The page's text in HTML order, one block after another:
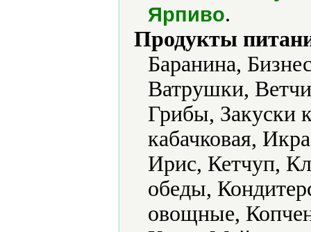
Ярпиво.
Продукты
Баранина,
Ватрушки,
Грибы, Закуски
кабачковая,
Ирис, Кетчуп,
обеды,
овощные,